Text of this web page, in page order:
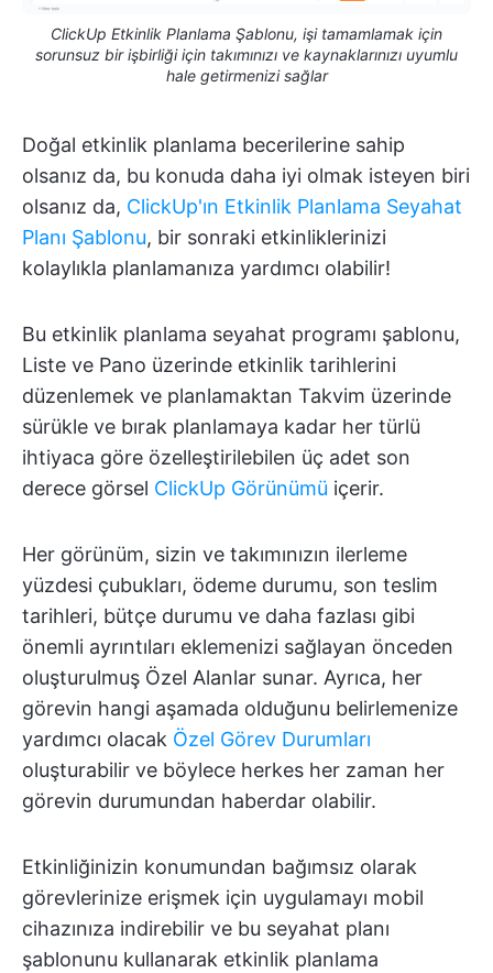
ClickUp Etkinlik Planlama Şablonu, işi tamamlamak için
sorunsuz bir işbirliği için takımınızı ve kaynaklarınızı uyumlu
hale getirmenizi sağlar
Doğal etkinlik planlama becerilerine sahip
olsanız da, bu konuda daha iyi olmak isteyen biri
olsanız da, ClickUp'ın Etkinlik Planlama Seyahat
Planı Şablonu, bir sonraki etkinliklerinizi
kolaylıkla planlamanıza yardımcı olabilir!
Bu etkinlik planlama seyahat programı şablonu,
Liste ve Pano üzerinde etkinlik tarihlerini
düzenlemek ve planlamaktan Takvim üzerinde
sürükle ve bırak planlamaya kadar her türlü
ihtiyaca göre özelleştirilebilen üç adet son
derece görsel ClickUp Görünümü içerir.
Her görünüm, sizin ve takımınızın ilerleme
yüzdesi çubukları, ödeme durumu, son teslim
tarihleri, bütçe durumu ve daha fazlası gibi
önemli ayrıntıları eklemenizi sağlayan önceden
oluşturulmuş Özel Alanlar sunar. Ayrıca, her
görevin hangi aşamada olduğunu belirlemenize
yardımcı olacak Özel Görev Durumları
oluşturabilir ve böylece herkes her zaman her
görevin durumundan haberdar olabilir.
Etkinliğinizin konumundan bağımsız olarak
görevlerinize erişmek için uygulamayı mobil
cihazınıza indirebilir ve bu seyahat planı
şablonunu kullanarak etkinlik planlama